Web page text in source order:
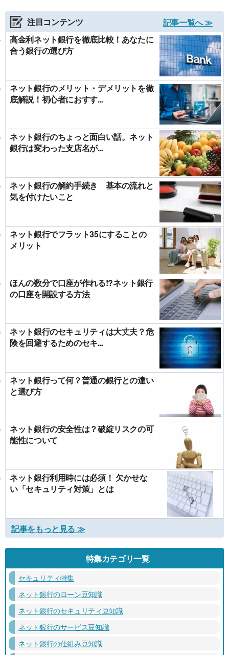
注目コンテンツ
記事一覧へ ≫
高金利ネット銀行を徹底比較！あなたに
合う銀行の選び方
ネット銀行のメリット・デメリットを徹
底解説！初心者におすす...
ネット銀行のちょっと面白い話。ネット
銀行は変わった支店名が...
ネット銀行の解約手続き 基本の流れと
気を付けたいこと
ネット銀行でフラット35にすることの
メリット
ほんの数分で口座が作れる!?ネット銀行
の口座を開設する方法
ネット銀行のセキュリティは大丈夫？危
険を回避するためのセキ...
ネット銀行って何？普通の銀行との違い
と選び方
ネット銀行の安全性は？破綻リスクの可
能性について
ネット銀行利用時には必須！ 欠かせな
い「セキュリティ対策」とは
記事をもっと見る ≫
特集カテゴリ一覧
セキュリティ特集
ネット銀行のローン豆知識
ネット銀行のセキュリティ豆知識
ネット銀行のサービス豆知識
ネット銀行の仕組み豆知識